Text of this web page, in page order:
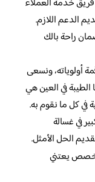
خدمة العملاء
الدعم اللازم.
راحة بالك
أولوياته، ونسعى
في العين هي
في كل ما نقوم به.
في غسالة
الحل الأمثل.
يعتني